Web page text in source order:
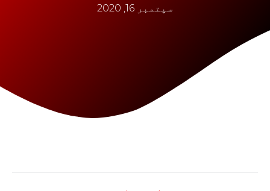
سپتمبر 16, 2020